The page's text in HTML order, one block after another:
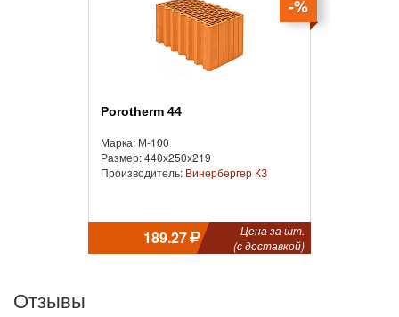
-%
Porotherm 44
Марка: М-100
Размер: 440x250x219
Производитель: Винербергер КЗ
189.27
Цена за шт.
(с доставкой)
Отзывы